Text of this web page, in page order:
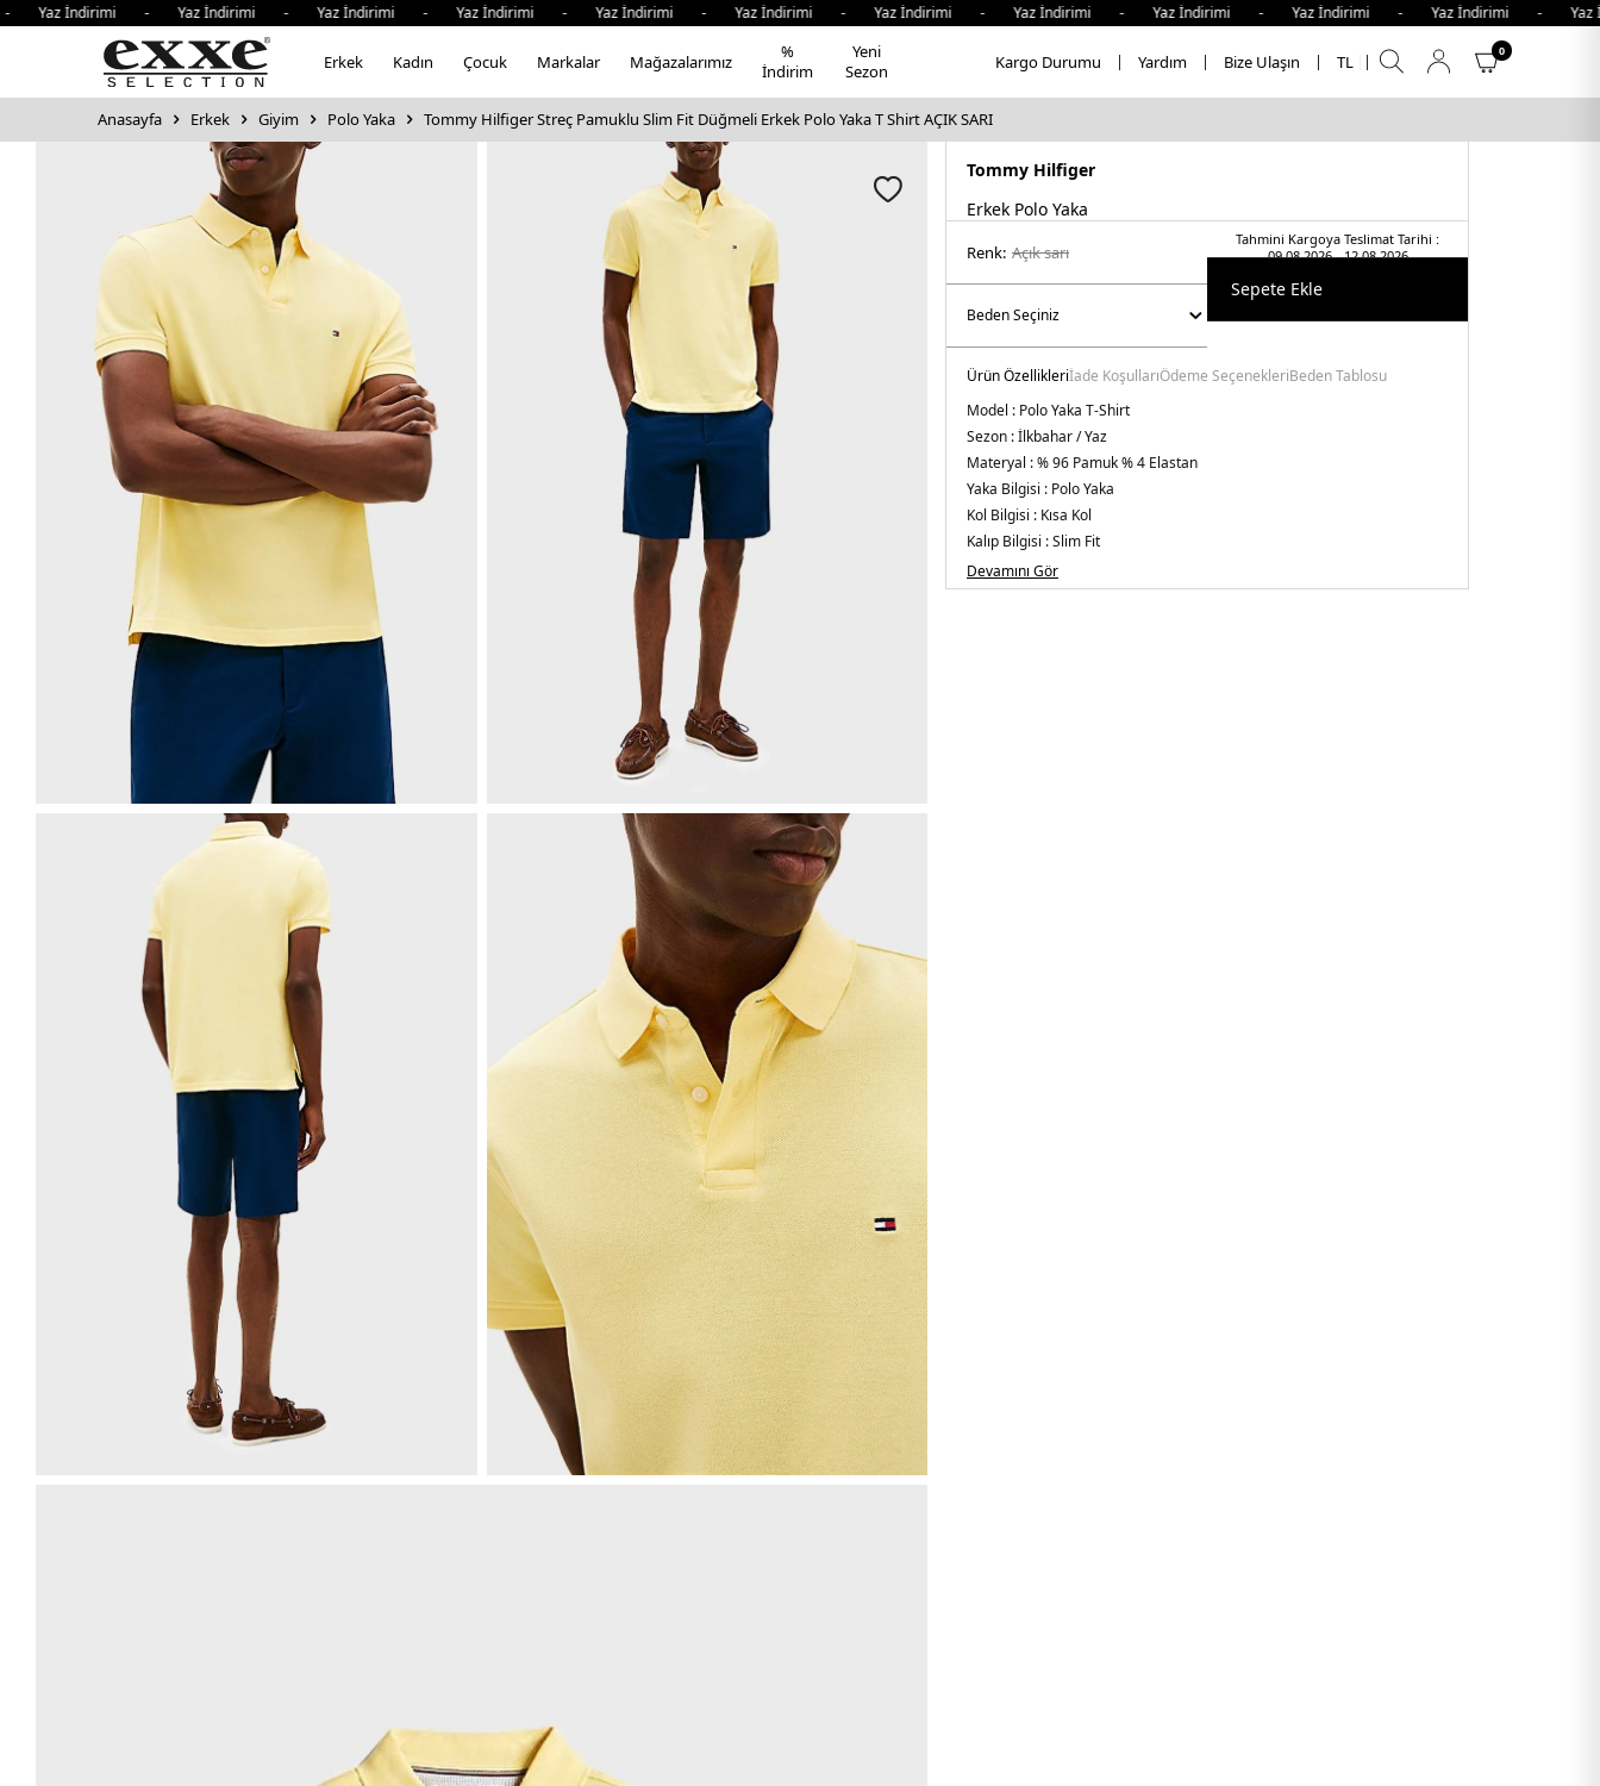
İndirimi - Yaz İndirimi - Yaz İndirimi - Yaz İndirimi - Yaz İndirimi - Yaz İndirimi - Yaz İndirimi - Yaz İndirimi - Yaz İndirimi - Yaz İndirimi - Yaz İndirimi -
Erkek Kadın Çocuk Markalar Mağazalarımız
%
İndirim
Yeni
Sezon
Kargo Durumu Yardım Bize Ulaşın TL
0
Anasayfa Erkek Giyim Polo Yaka Tommy Hilfiger Streç Pamuklu Slim Fit Düğmeli Erkek Polo Yaka T Shirt AÇIK SARI
Tommy Hilfiger
Erkek Polo Yaka
Tahmini Kargoya Teslimat Tarihi :
09.08.2026 - 12.08.2026
Renk: açik sari
Sepete Ekle
Ürün Özellikleriİade KoşullarıÖdeme SeçenekleriBeden Tablosu
Model : Polo Yaka T-Shirt
Sezon :İlkbahar / Yaz
Materyal :% 96 Pamuk % 4 Elastan
Yaka Bilgisi : Polo Yaka
Kol Bilgisi : Kısa Kol
Kalıp Bilgisi :Slim Fit
Üretim Yeri :Mısır
3DE1MW0MW17770ZF0.123
Devamını Gör